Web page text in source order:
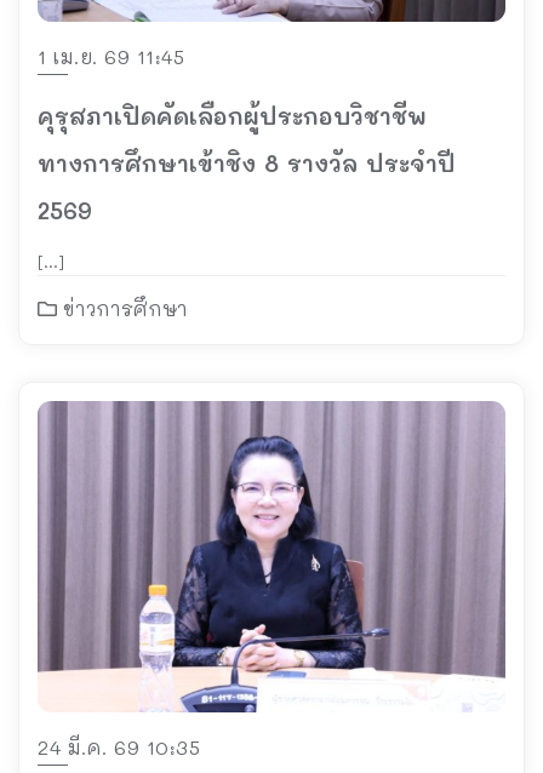
1 เม.ย. 69 11:45
คุรุสภาเปิดคัดเลือกผู้ประกอบวิชาชีพ
ทางการศึกษาเข้าชิง 8 รางวัล ประจำปี
2569
[…]
ข่าวการศึกษา
24 มี.ค. 69 10:35